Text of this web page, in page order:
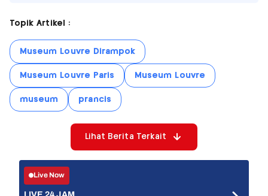
Topik Artikel :
Museum Louvre Dirampok
Museum Louvre Paris Museum Louvre
museum prancis
Lihat Berita Terkait
Live Now